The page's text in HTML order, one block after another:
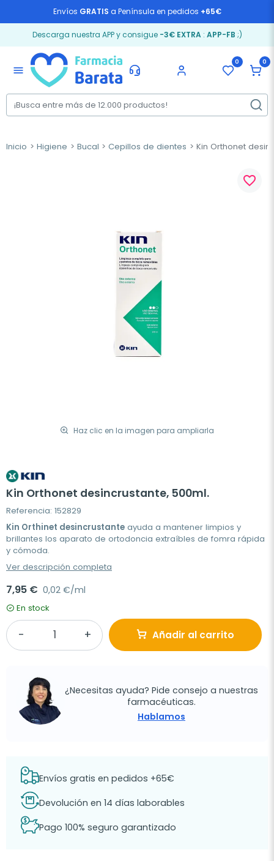
Envíos GRATIS a Península en pedidos +65€
Descarga nuestra APP y consigue -3€ EXTRA: APP-FB ;)
menu
0 0
Inicio Higiene Bucal Cepillos de dientes Kin Orthonet
Haz clic en la imagen para ampliarla
favorite_border
Kin Orthonet desincrustante, 500ml.
Referencia: 152829
Kin Orthinet desincrustante ayuda a mantener limpios y
brillantes los aparato de ortodoncia extraíbles de fomra rápida
y cómoda.
Ver descripción completa
7,95 € 0,02 €/ml
En stock
Añadir al carrito
¿Necesitas ayuda? Pide consejo a nuestras
farmacéuticas.
Hablamos
Envíos gratis en pedidos +65€
Devolución en 14 días laborables
Pago 100% seguro garantizado